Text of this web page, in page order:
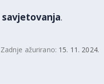
.
ažurirano: 15. 11. 2024.